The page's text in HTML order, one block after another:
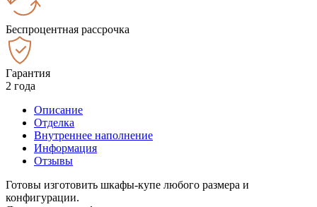
Беспроцентная рассрочка
Гарантия
2 года
Описание
Отделка
Внутреннее наполнение
Информация
Отзывы
Готовы изготовить шкафы-купе любого размера и
конфигурации.